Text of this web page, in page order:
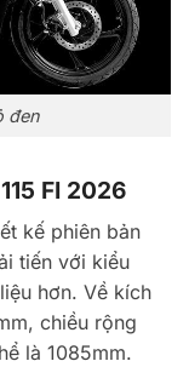
đen
FI 2026
kế phiên bản
tiến với kiểu
hơn. Về kích
chiều rộng
là 1085mm.